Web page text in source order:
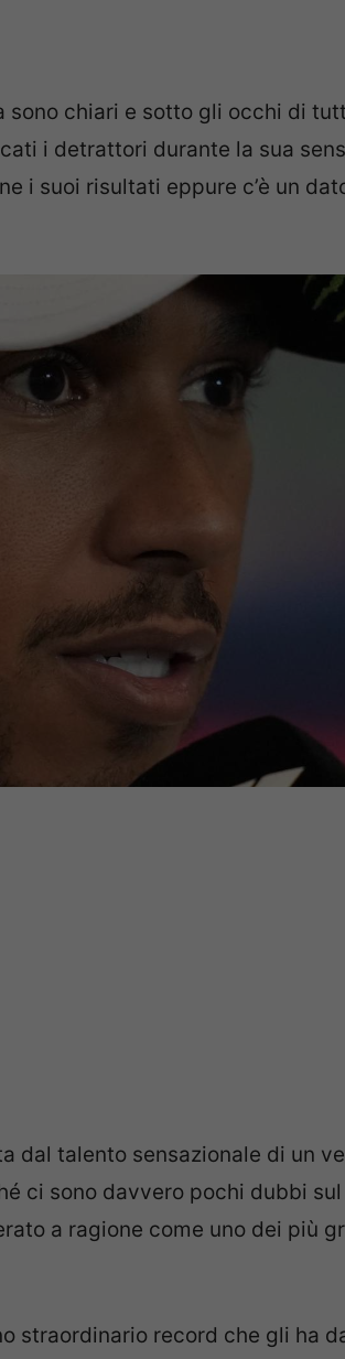
sono chiari e sotto gli occhi di
i detrattori durante la sua
i suoi risultati eppure c’è un
dal talento sensazionale di un
ci sono davvero pochi dubbi
a ragione come uno dei più
straordinario record che gli ha